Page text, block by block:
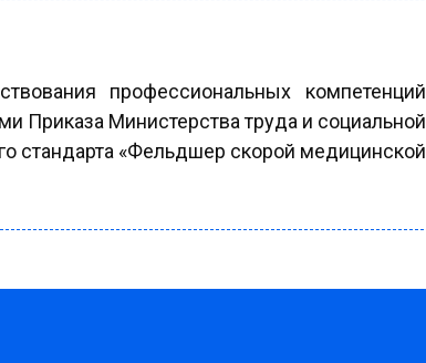
профессиональных компетенций
Приказа Министерства труда и социальной
стандарта «Фельдшер скорой медицинской